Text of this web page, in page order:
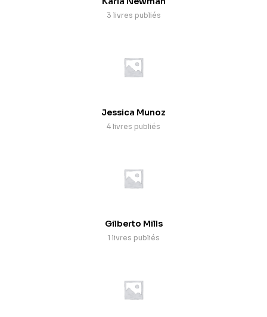
3 livres publiés
Jessica Munoz
4 livres publiés
Gilberto Mills
1 livres publiés